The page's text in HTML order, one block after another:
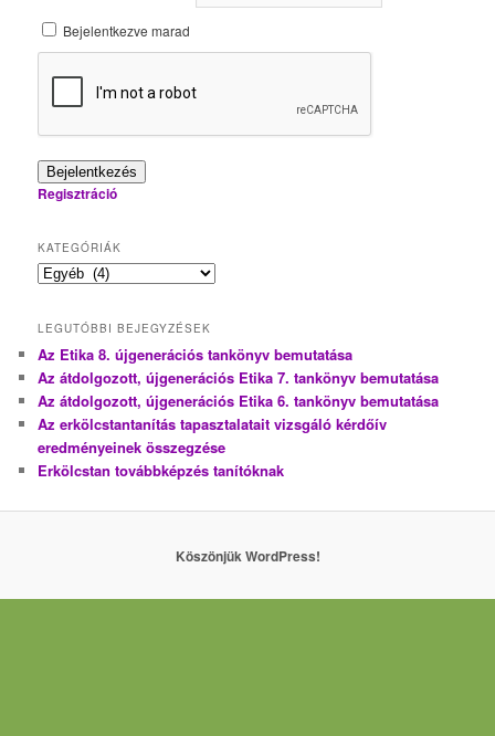
Bejelentkezve marad
Bejelentkezés
Regisztráció
KATEGÓRIÁK
Kategóriák
LEGUTÓBBI BEJEGYZÉSEK
Az Etika 8. újgenerációs tankönyv bemutatása
Az átdolgozott, újgenerációs Etika 7. tankönyv bemutatása
Az átdolgozott, újgenerációs Etika 6. tankönyv bemutatása
Az erkölcstantanítás tapasztalatait vizsgáló kérdőív
eredményeinek összegzése
Erkölcstan továbbképzés tanítóknak
Köszönjük WordPress!